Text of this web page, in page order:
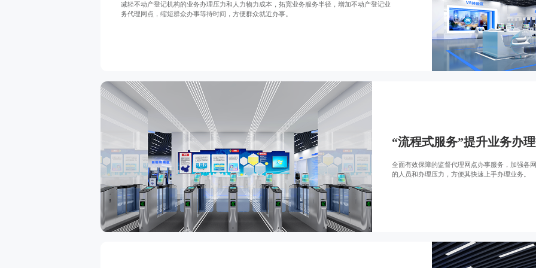
减轻不动产登记机构的业务办理压力和人力物力成本，拓宽业务服务半径，增加不动产登记业
务代理网点，缩短群众办事等待时间，方便群众就近办事。
“流程式服务”提升业务办
全面有效保障的监督代理网点办事服务，加强各
的人员和办理压力，方便其快速上手办理业务。